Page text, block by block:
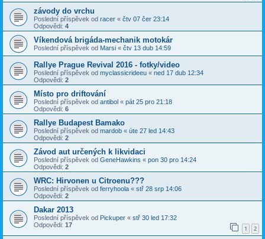
závody do vrchu
Poslední příspěvek od racer « čtv 07 čer 23:14
Odpovědi: 4
Víkendová brigáda-mechanik motokár
Poslední příspěvek od Marsi « čtv 13 dub 14:59
Rallye Prague Revival 2016 - fotky/video
Poslední příspěvek od myclassicrideeu « ned 17 dub 12:34
Odpovědi: 2
Místo pro driftování
Poslední příspěvek od antibol « pát 25 pro 21:18
Odpovědi: 6
Rallye Budapest Bamako
Poslední příspěvek od mardob « úte 27 led 14:43
Odpovědi: 2
Závod aut určených k likvidaci
Poslední příspěvek od GeneHawkins « pon 30 pro 14:24
Odpovědi: 2
WRC: Hirvonen u Citroenu???
Poslední příspěvek od ferryhoola « stř 28 srp 14:06
Odpovědi: 2
Dakar 2013
Poslední příspěvek od Pickuper « stř 30 led 17:32
Odpovědi: 17 1 2